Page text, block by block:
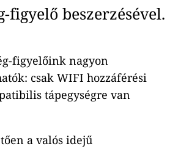
figyelő beszerzésével.
figyelőink nagyon
csak WIFI hozzáférési
tápegységre van
a valós idejű